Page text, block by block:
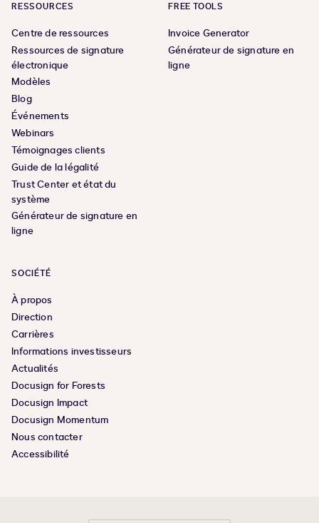
RESSOURCES
Centre de ressources
Ressources de signature
électronique
Modèles
Blog
Événements
Webinars
Témoignages clients
Guide de la légalité
Trust Center et état du
système
Générateur de signature en
ligne
FREE TOOLS
Invoice Generator
Générateur de signature en
ligne
SOCIÉTÉ
À propos
Direction
Carrières
Informations investisseurs
Actualités
Docusign for Forests
Docusign Impact
Docusign Momentum
Nous contacter
Accessibilité